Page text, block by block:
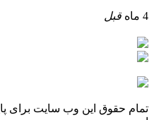
4 ماه قبل
تمام حقوق این وب سایت برای